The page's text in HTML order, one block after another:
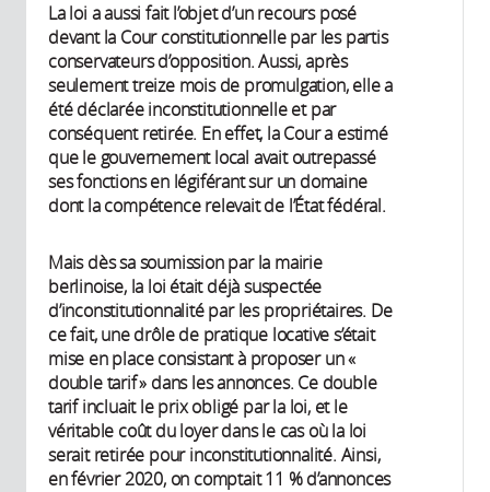
La loi a aussi fait l’objet d’un recours posé
devant la Cour constitutionnelle par les partis
conservateurs d’opposition. Aussi, après
seulement treize mois de promulgation, elle a
été déclarée inconstitutionnelle et par
conséquent retirée. En effet, la Cour a estimé
que le gouvernement local avait outrepassé
ses fonctions en légiférant sur un domaine
dont la compétence relevait de l’État fédéral.
Mais dès sa soumission par la mairie
berlinoise, la loi était déjà suspectée
d’inconstitutionnalité par les propriétaires. De
ce fait, une drôle de pratique locative s’était
mise en place consistant à proposer un «
double tarif » dans les annonces. Ce double
tarif incluait le prix obligé par la loi, et le
véritable coût du loyer dans le cas où la loi
serait retirée pour inconstitutionnalité. Ainsi,
en février 2020, on comptait 11 % d’annonces